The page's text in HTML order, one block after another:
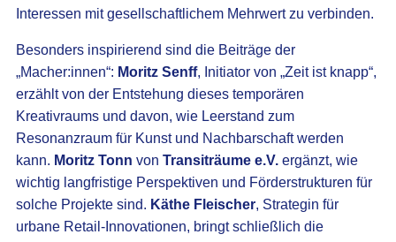
Interessen mit gesellschaftlichem Mehrwert zu verbinden.
Besonders inspirierend sind die Beiträge der
„Macher:innen“: Moritz Senff, Initiator von „Zeit ist knapp“,
erzählt von der Entstehung dieses temporären
Kreativraums und davon, wie Leerstand zum
Resonanzraum für Kunst und Nachbarschaft werden
kann. Moritz Tonn von Transiträume e.V.ergänzt, wie
wichtig langfristige Perspektiven und Förderstrukturen für
solche Projekte sind. Käthe Fleischer, Strategin für
urbane Retail-Innovationen, bringt schließlich die